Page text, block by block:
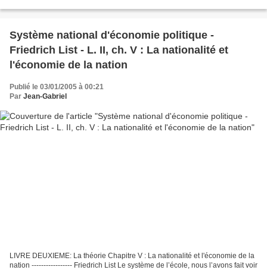
Système national d'économie politique -
Friedrich List - L. II, ch. V : La nationalité et
l'économie de la nation
Publié le 03/01/2005 à 00:21
Par Jean-Gabriel
LIVRE DEUXIEME: La théorie Chapitre V : La nationalité et l'économie de la
nation ----------------- Friedrich List Le système de l’école, nous l’avons fait voir